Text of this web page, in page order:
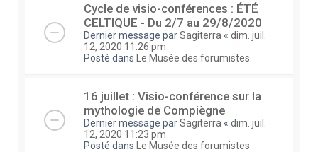
Cycle de visio-conférences : ÉTÉ
CELTIQUE - Du 2/7 au 29/8/2020
Dernier message parSagiterra « dim. juil.
12, 2020 11:26 pm
Posté dans
Le Musée des forumistes
16 juillet : Visio-conférence sur la
mythologie de Compiègne
Dernier message parSagiterra « dim. juil.
12, 2020 11:23 pm
Posté dans
Le Musée des forumistes